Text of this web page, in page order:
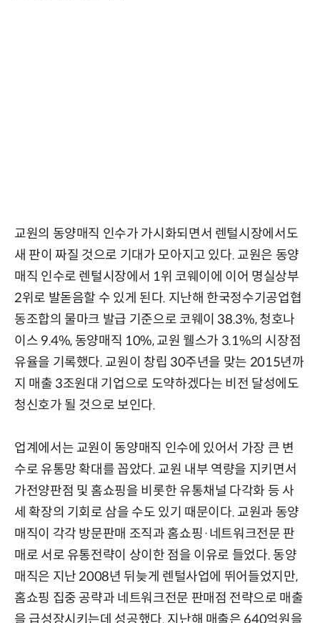
교원의 동양매직 인수가 가시화되면서 렌털시장에서도
새 판이 짜질 것으로 기대가 모아지고 있다. 교원은 동양
매직 인수로 렌털시장에서 1위 코웨이에 이어 명실상부
2위로 발돋음할 수 있게 된다. 지난해 한국정수기공업협
동조합의 물마크 발급 기준으로 코웨이 38.3%, 청호나
이스 9.4%, 동양매직 10%, 교원 웰스가 3.1%의 시장점
유율을 기록했다. 교원이 창립 30주년을 맞는 2015년까
지 매출 3조원대 기업으로 도약하겠다는 비전 달성에도
청신호가 될 것으로 보인다.
업계에서는 교원이 동양매직 인수에 있어서 가장 큰 변
수로 유통망 확대를 꼽았다. 교원 내부 역량을 지키면서
가전양판점 및 홈쇼핑을 비롯한 유통채널 다각화 등 사
세 확장의 기회로 삼을 수도 있기 때문이다. 교원과 동양
매직이 각각 방문판매 조직과 홈쇼핑·네트워크전문 판
매로 서로 유통전략이 상이한 점을 이유로 들었다. 동양
매직은 지난 2008년 뒤늦게 렌털사업에 뛰어들었지만,
홈쇼핑 집중 공략과 네트워크전문 판매점 전략으로 매출
을 급성장시키는데 성공했다. 지난해 매출은 640억원을